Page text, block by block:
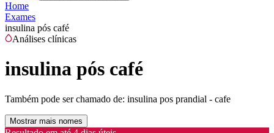
Home
Exames
insulina pós café
Análises clínicas
insulina pós café
Também pode ser chamado de: insulina pos prandial - cafe
Mostrar mais nomes